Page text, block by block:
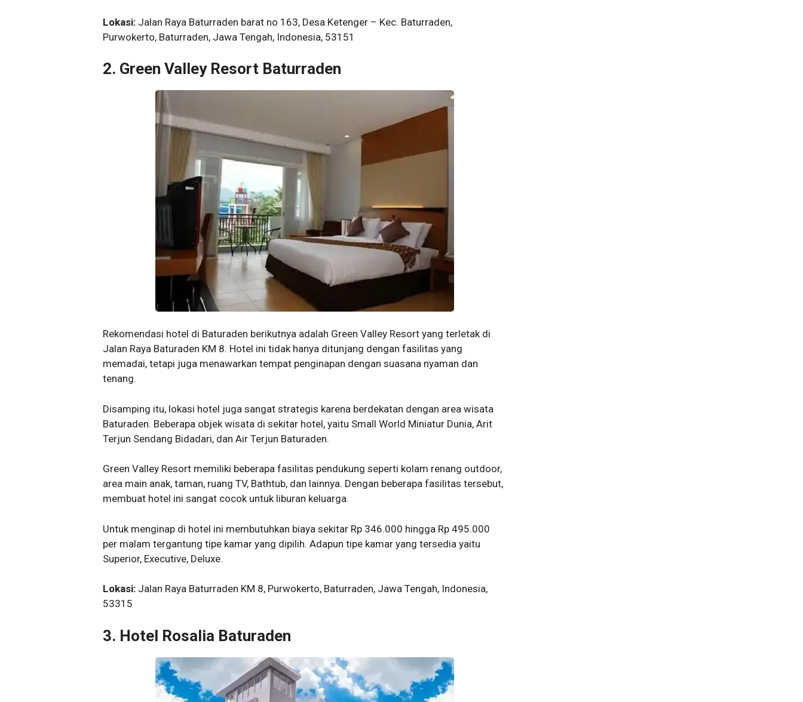
Lokasi: Jalan Raya Baturraden barat no 163, Desa Ketenger – Kec. Baturraden,
Purwokerto, Baturraden, Jawa Tengah, Indonesia, 53151
2. Green Valley Resort Baturraden
Rekomendasi hotel di Baturaden berikutnya adalah Green Valley Resort yang terletak di
Jalan Raya Baturaden KM 8. Hotel ini tidak hanya ditunjang dengan fasilitas yang
memadai, tetapi juga menawarkan tempat penginapan dengan suasana nyaman dan
tenang.
Disamping itu, lokasi hotel juga sangat strategis karena berdekatan dengan area wisata
Baturaden. Beberapa objek wisata di sekitar hotel, yaitu Small World Miniatur Dunia, Arit
Terjun Sendang Bidadari, dan Air Terjun Baturaden.
Green Valley Resort memiliki beberapa fasilitas pendukung seperti kolam renang outdoor,
area main anak, taman, ruang TV, Bathtub, dan lainnya. Dengan beberapa fasilitas tersebut,
membuat hotel ini sangat cocok untuk liburan keluarga.
Untuk menginap di hotel ini membutuhkan biaya sekitar Rp 346.000 hingga Rp 495.000
per malam tergantung tipe kamar yang dipilih. Adapun tipe kamar yang tersedia yaitu
Superior, Executive, Deluxe.
Lokasi: Jalan Raya Baturraden KM 8, Purwokerto, Baturraden, Jawa Tengah, Indonesia,
53315
3. Hotel Rosalia Baturaden